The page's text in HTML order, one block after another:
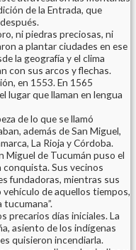
de la Entrada, que
ni piedras preciosas, ni
a plantar ciudades en ese
la geografía y el clima
con sus arcos y flechas.
en 1553. En 1565
lugar que llaman en lengua
de lo que se llamó
además de San Miguel,
La Rioja y Córdoba.
Miguel de Tucumán puso el
conquista. Sus vecinos
fundadoras, mientras sus
de aquellos tiempos,
precarios días iniciales. La
asiento de los indígenas
quisieron incendiarla.